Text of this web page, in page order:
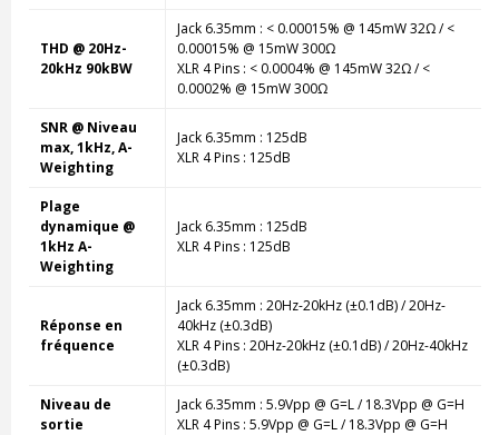
THD @ 20Hz-
20kHz 90kBW
Jack 6.35mm : < 0.00015% @ 145mW 32Ω / <
0.00015% @ 15mW 300Ω
XLR 4 Pins : < 0.0004% @ 145mW 32Ω / <
0.0002% @ 15mW 300Ω
SNR @ Niveau
max, 1kHz, A-
Weighting
Jack 6.35mm : 125dB
XLR 4 Pins : 125dB
Plage
dynamique @
1kHz A-
Weighting
Jack 6.35mm : 125dB
XLR 4 Pins : 125dB
Réponse en
fréquence
Jack 6.35mm : 20Hz-20kHz (±0.1dB) / 20Hz-
40kHz (±0.3dB)
XLR 4 Pins : 20Hz-20kHz (±0.1dB) / 20Hz-40kHz
(±0.3dB)
Niveau de
sortie
Jack 6.35mm : 5.9Vpp @ G=L / 18.3Vpp @ G=H
XLR 4 Pins : 5.9Vpp @ G=L / 18.3Vpp @ G=H